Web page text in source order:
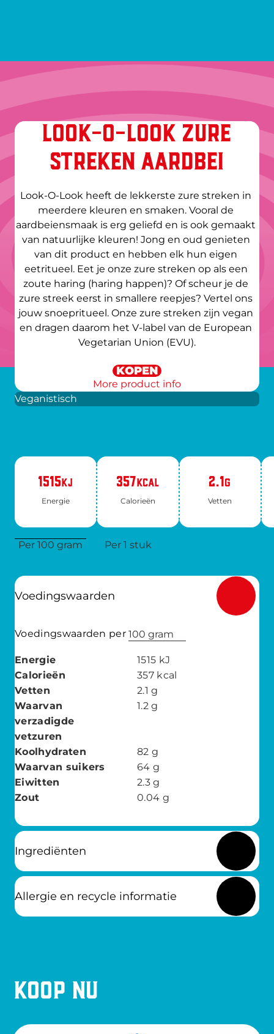
LOOK-O-LOOK ZURE
STREKEN AARDBEI
Look-O-Look heeft de lekkerste zure streken in
meerdere kleuren en smaken. Vooral de
aardbeiensmaak is erg geliefd en is ook gemaakt
van natuurlijke kleuren! Jong en oud genieten
van dit product en hebben elk hun eigen
eetritueel. Eet je onze zure streken op als een
zoute haring (haring happen)? Of scheur je de
zure streek eerst in smallere reepjes? Vertel ons
jouw snoepritueel. Onze zure streken zijn vegan
en dragen daarom het V-label van de European
Vegetarian Union (EVU).
KOPEN
More product info
Veganistisch
1515KJ
Ener­gie
357KCAL
Ca­lo­rie­ën
2.1G
Vet­ten
Per 100 gram Per 1 stuk
Voedingswaarden
Voedingswaarden per 100 gram
Energie 1515 kJ
Calorieën
357 kcal
Vetten
2.1 g
Waarvan
verzadigde
vetzuren
1.2 g
Koolhydraten 82 g
Waarvan suikers
64 g
Eiwitten
2.3 g
Zout
0.04 g
Ingrediënten
Allergie en recycle informatie
Koop nu